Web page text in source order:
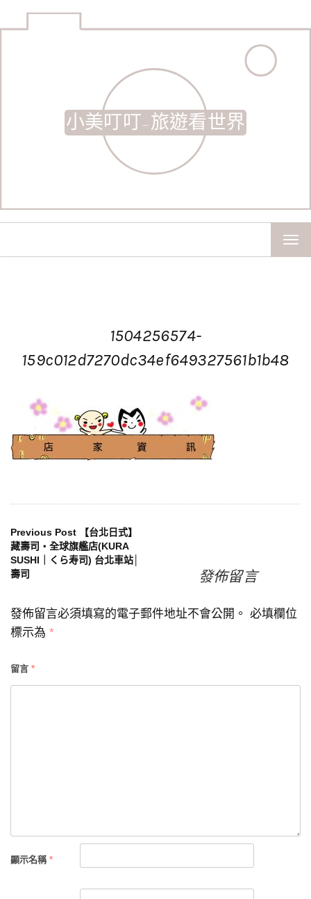
小美叮叮-旅遊看世界
1504256574-
159c012d7270dc34ef649327561b1b48
文
章
覽
Previous Post 【台北日式】
藏壽司‧全球旗艦店(KURA
SUSHI｜くら寿司) 台北車站│
壽司
發佈留言
發佈留言必須填寫的電子郵件地址不會公開。 必填欄位
標示為 *
留言 *
顯示名稱 *